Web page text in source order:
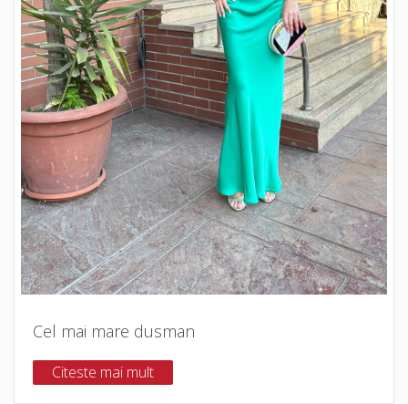
Cel mai mare dusman
Citeste mai mult